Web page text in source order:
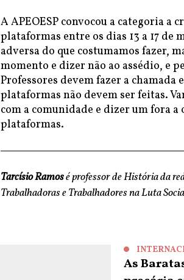
A APEOESP convocou a categoria a
plataformas entre os dias 13 a 17 de
adversa do que costumamos fazer,
momento e dizer não ao assédio, e
Professores devem fazer a chamada
plataformas não devem ser feitas.
com a comunidade e dizer um fora
plataformas.
Tarcísio Ramosé professor de História da
Trabalhadoras e Trabalhadores na Luta
As